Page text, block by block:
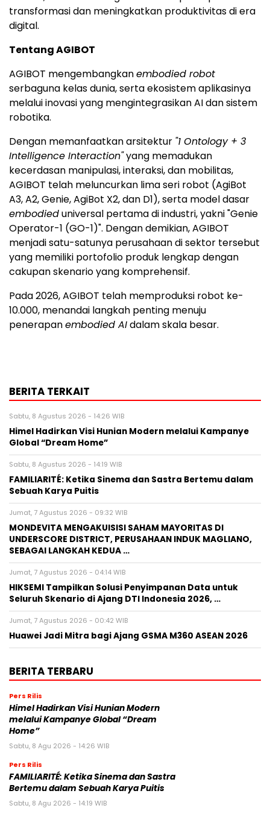
transformasi dan meningkatkan produktivitas di era
digital.
Tentang AGIBOT
AGIBOT mengembangkanembodied robot
serbaguna kelas dunia, serta ekosistem aplikasinya
melalui inovasi yang mengintegrasikan AI dan sistem
robotika.
Dengan memanfaatkan arsitektur "1 Ontology + 3
Intelligence Interaction"yang memadukan
kecerdasan manipulasi, interaksi, dan mobilitas,
AGIBOT telah meluncurkan lima seri robot (AgiBot
A3, A2, Genie, AgiBot X2, dan D1), serta model dasar
embodieduniversal pertama di industri, yakni "Genie
Operator-1 (GO-1)". Dengan demikian, AGIBOT
menjadi satu-satunya perusahaan di sektor tersebut
yang memiliki portofolio produk lengkap dengan
cakupan skenario yang komprehensif.
Pada 2026, AGIBOT telah memproduksi robot ke-
10.000, menandai langkah penting menuju
penerapanembodied AIdalam skala besar.
BERITA TERKAIT
Sabtu, 8 Agustus 2026 - 14:26 WIB
Himel Hadirkan Visi Hunian Modern melalui Kampanye
Global “Dream Home”
Sabtu, 8 Agustus 2026 - 14:19 WIB
FAMILIARITÉ: Ketika Sinema dan Sastra Bertemu dalam
Sebuah Karya Puitis
Jumat, 7 Agustus 2026 - 09:32 WIB
MONDEVITA MENGAKUISISI SAHAM MAYORITAS DI
UNDERSCORE DISTRICT, PERUSAHAAN INDUK MAGLIANO,
SEBAGAI LANGKAH KEDUA …
Jumat, 7 Agustus 2026 - 04:14 WIB
HIKSEMI Tampilkan Solusi Penyimpanan Data untuk
Seluruh Skenario di Ajang DTI Indonesia 2026, …
Jumat, 7 Agustus 2026 - 00:42 WIB
Huawei Jadi Mitra bagi Ajang GSMA M360 ASEAN 2026
BERITA TERBARU
Pers Rilis
Himel Hadirkan Visi Hunian Modern
melalui Kampanye Global “Dream
Home”
Sabtu, 8 Agu 2026 - 14:26 WIB
Pers Rilis
FAMILIARITÉ: Ketika Sinema dan Sastra
Bertemu dalam Sebuah Karya Puitis
Sabtu, 8 Agu 2026 - 14:19 WIB